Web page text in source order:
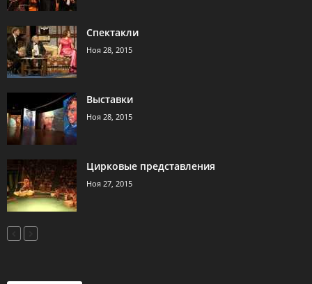
Спектакли
Ноя 28, 2015
Выставки
Ноя 28, 2015
Цирковые представления
Ноя 27, 2015